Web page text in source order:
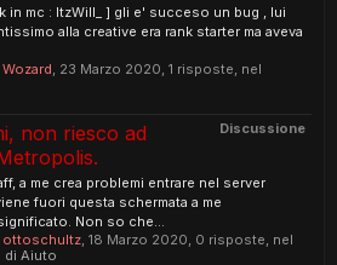
in mc : ItzWill_ ] gli e' succeso un bug , lui
alla creative era rank starter ma aveva
Wozard, 23 Marzo 2020, 1 risposte, nel
Discussione
non riesco ad
a me crea problemi entrare nel server
fuori questa schermata a me
Non so che...
ottoschultz, 18 Marzo 2020, 0 risposte, nel
di Aiuto